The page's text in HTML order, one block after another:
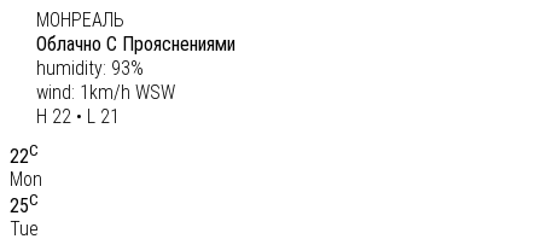
МОНРЕАЛЬ
Облачно С Прояснениями
humidity: 93%
wind: 1km/h WSW
H 22 • L 21
22C
Mon
25C
Tue